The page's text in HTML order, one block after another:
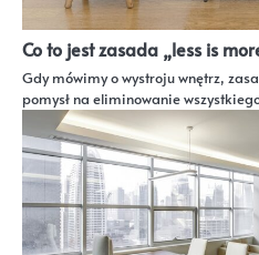
Co to jest zasada „less is
Gdy mówimy o wystroju wnętrz,
pomysł na eliminowanie